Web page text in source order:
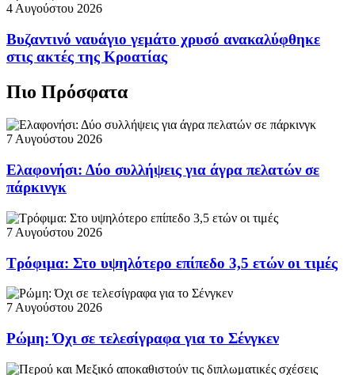
4 Αυγούστου 2026
Βυζαντινό ναυάγιο γεμάτο χρυσό ανακαλύφθηκε
στις ακτές της Κροατίας
Πιο Πρόσφατα
7 Αυγούστου 2026
Ελαφονήσι: Δύο συλλήψεις για άγρα πελατών σε
πάρκινγκ
7 Αυγούστου 2026
Τρόφιμα: Στο υψηλότερο επίπεδο 3,5 ετών οι τιμές
7 Αυγούστου 2026
Ρώμη: Όχι σε τελεσίγραφα για το Σένγκεν